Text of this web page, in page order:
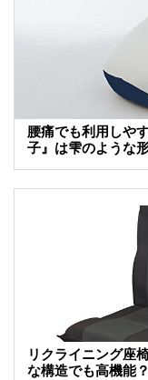
腰痛でも利用しや
子』は雫のような
リクライニング座
な構造でも高機能？